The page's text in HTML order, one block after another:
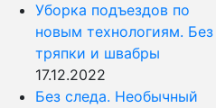
Уборка подъездов по
новым технологиям. Без
тряпки и швабры
17.12.2022
Без следа. Необычный